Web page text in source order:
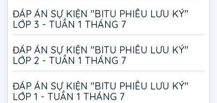
ĐÁP ÁN SỰ KIỆN "BITU PHIÊU LƯU KÝ"
LỚP 3 - TUẦN 1 THÁNG 7
ĐÁP ÁN SỰ KIỆN "BITU PHIÊU LƯU KÝ"
LỚP 2 - TUẦN 1 THÁNG 7
ĐÁP ÁN SỰ KIỆN "BITU PHIÊU LƯU KÝ"
LỚP 1 - TUẦN 1 THÁNG 7